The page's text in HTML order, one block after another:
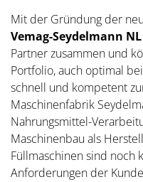
Mit der Gründung der
Vemag-Seydelmann NL
Partner zusammen und
Portfolio, auch optimal
schnell und kompetent
Maschinenfabrik
Nahrungsmittel-
Maschinenbau als
Füllmaschinen sind noch
Anforderungen der